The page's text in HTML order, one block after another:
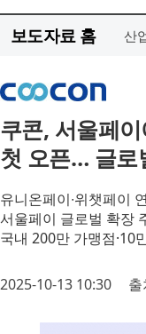
보도자료 홈 산
쿠콘, 서울페
첫 오픈… 글로
유니온페이∙위챗페이
서울페이 글로벌 확장
국내 200만 가맹점·10
2025-10-13 10:30 출